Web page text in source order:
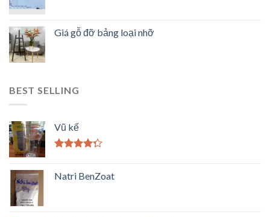
Giá gỗ đỡ bảng loại nhỡ
BEST SELLING
Vũ kế
5 sao
Natri BenZoat